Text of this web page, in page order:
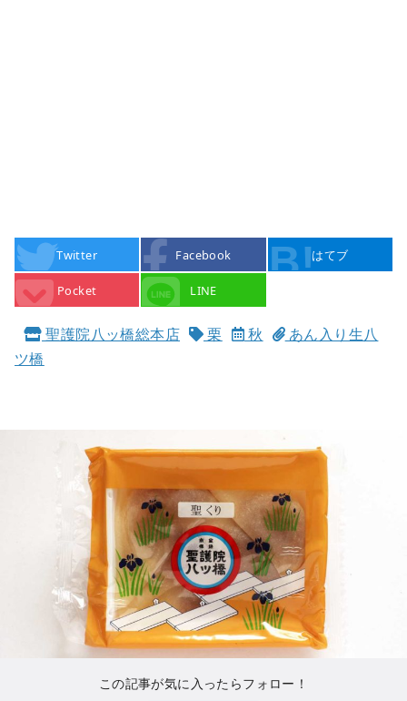
Twitter Facebook はてブ
Pocket LINE
聖護院八ッ橋総本店 栗 秋
あん入り生八
ツ橋
この記事が気に入ったらフォロー！